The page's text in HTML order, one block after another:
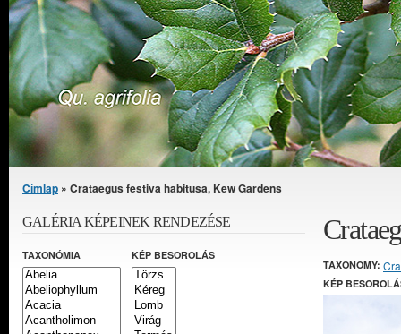
Jelenlegi hely
Címlap » Crataegus festiva habitusa, Kew Gardens
TAXONOMY:
KÉP
GALÉRIA KÉPEINEK RENDEZÉSE
TAXONÓMIA KÉP BESOROLÁS